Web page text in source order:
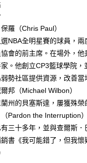
，滿NT$499(含以上)免運
，滿NT$499(含以上)免
羅（Chris Paul）
NBA全明星賽的球員，
會的前主席。在場外，
。他創立CP3籃球學院
勢社區提供資源，改善當
邦（Michael Wilbon）
州的貝塞斯達，屢獲殊
Pardon the Interruption
三十多年，並與查爾斯
書《我可能錯了，但我